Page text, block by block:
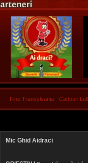
Fine Transylvania Cadouri
Mic Ghid Aidraci